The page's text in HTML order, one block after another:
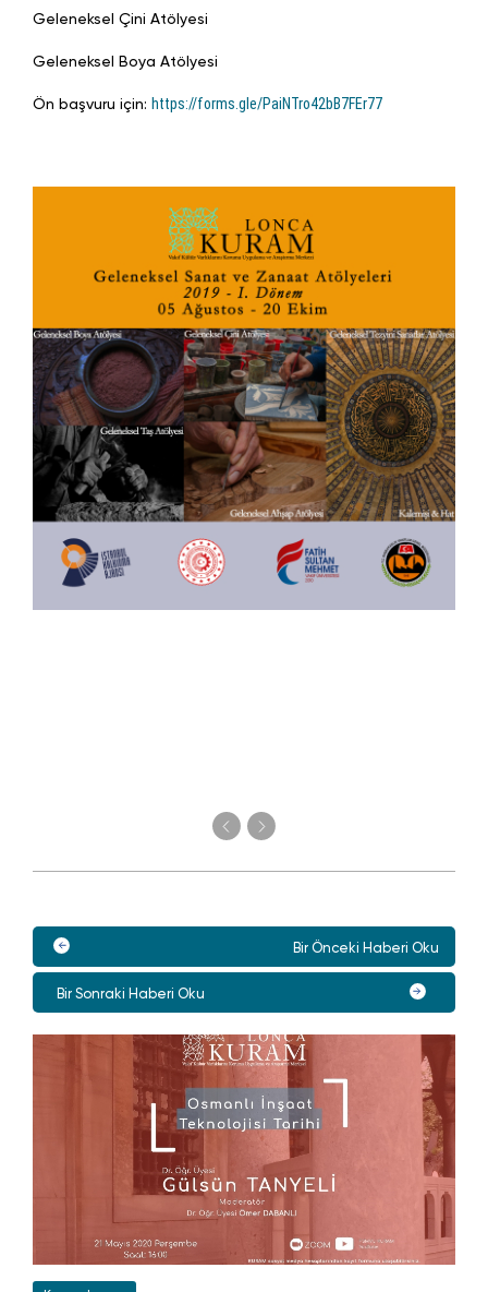
Geleneksel Çini Atölyesi
Geleneksel Boya Atölyesi
Ön başvuru için: https://forms.gle/PaiNTro42bB7FEr77
Bir Önceki Haberi Oku
Bir Sonraki Haberi Oku